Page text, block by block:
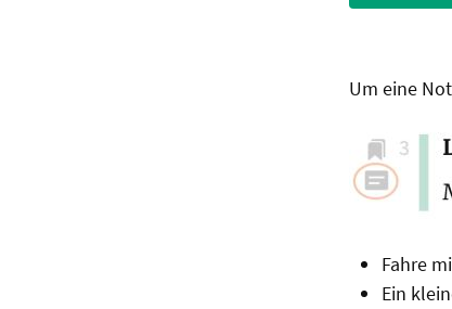
Um eine
Fahre
Ein